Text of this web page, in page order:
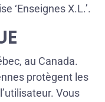
‘Enseignes X.L.’.
au Canada.
protègent les
Vous